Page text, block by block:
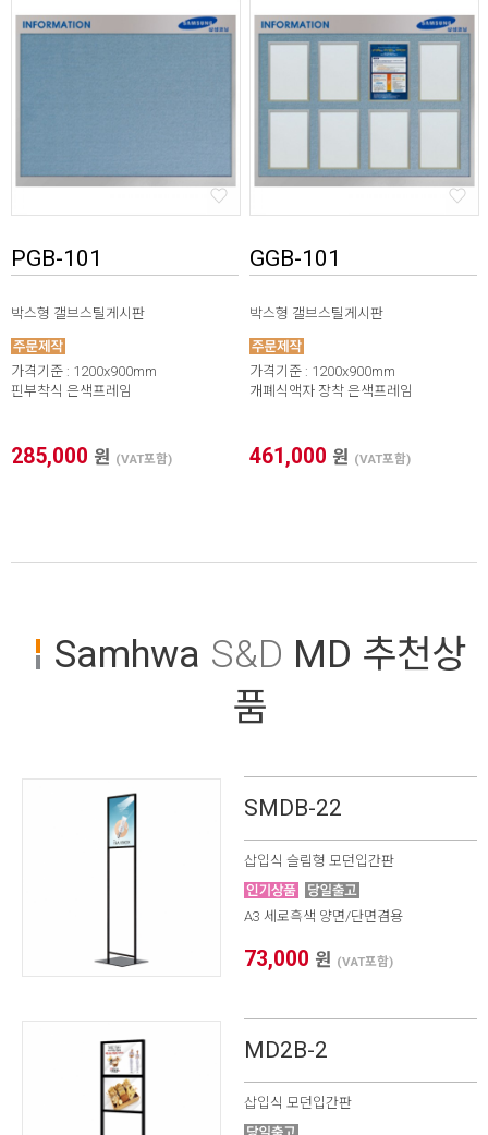
동 계산하기(이미지 출력 / 보이는 화면)
2. 프레임 외곽 사이즈 X
4. 보이는 화면 사이즈 X
* 프레임 외곽 사이즈를 기입하면 [이미지 및 보이는 화면 사이
즈] 자동으로 계산됩니다.
PGB-101
박스형 갤브스틸게시판
가격기준 : 1200x900mm
핀부착식 은색프레임
285,000 원 (VAT포함)
GGB-101
박스형 갤브스틸게시판
가격기준 : 1200x900mm
개폐식액자 장착 은색프레임
461,000 원 (VAT포함)
Samhwa S&D MD 추천상
품
SMDB-22
삽입식 슬림형 모던입간판
A3 세로흑색 양면/단면겸용
73,000 원 (VAT포함)
MD2B-2
삽입식 모던입간판